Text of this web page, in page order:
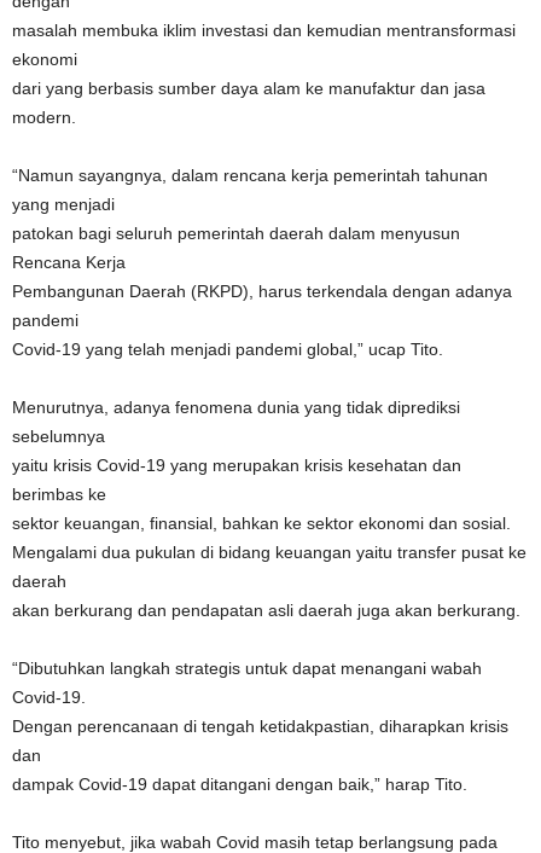
masalah membuka iklim investasi dan kemudian mentransformasi
ekonomi
dari yang berbasis sumber daya alam ke manufaktur dan jasa
modern.
“Namun sayangnya, dalam rencana kerja pemerintah tahunan
yang menjadi
patokan bagi seluruh pemerintah daerah dalam menyusun
Rencana Kerja
Pembangunan Daerah (RKPD), harus terkendala dengan adanya
pandemi
Covid-19 yang telah menjadi pandemi global,” ucap Tito.
Menurutnya, adanya fenomena dunia yang tidak diprediksi
sebelumnya
yaitu krisis Covid-19 yang merupakan krisis kesehatan dan
berimbas ke
sektor keuangan, finansial, bahkan ke sektor ekonomi dan sosial.
Mengalami dua pukulan di bidang keuangan yaitu transfer pusat ke
daerah
akan berkurang dan pendapatan asli daerah juga akan berkurang.
“Dibutuhkan langkah strategis untuk dapat menangani wabah
Covid-19.
Dengan perencanaan di tengah ketidakpastian, diharapkan krisis
dan
dampak Covid-19 dapat ditangani dengan baik,” harap Tito.
Tito menyebut, jika wabah Covid masih tetap berlangsung pada